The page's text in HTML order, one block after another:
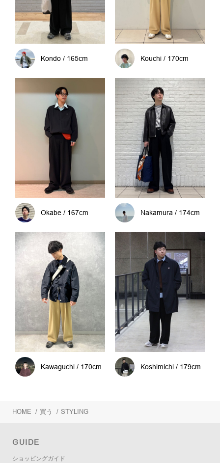
Kondo / 165cm Kouchi / 170cm
Okabe / 167cm Nakamura / 174cm
Kawaguchi / 170cm Koshimichi / 179cm
HOME / 買う / STYLING
GUIDE
ショッピングガイド